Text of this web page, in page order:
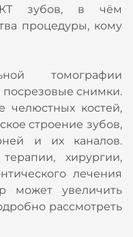
КТ зубов, в чём
процедуры, кому
томографии
посрезовые снимки.
челюстных костей,
строение зубов,
и их каналов.
хирургии,
лечения
может увеличить
рассмотреть